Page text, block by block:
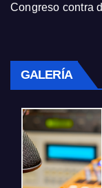
Congreso contra
GALERÍA